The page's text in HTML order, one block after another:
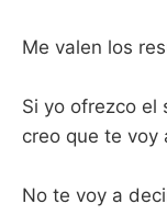
Me valen los
Si yo ofrezco el
creo que te voy
No te voy a